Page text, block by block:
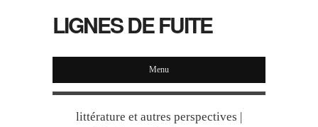
LIGNES DE FUITE
Menu
littérature et autres perspectives |